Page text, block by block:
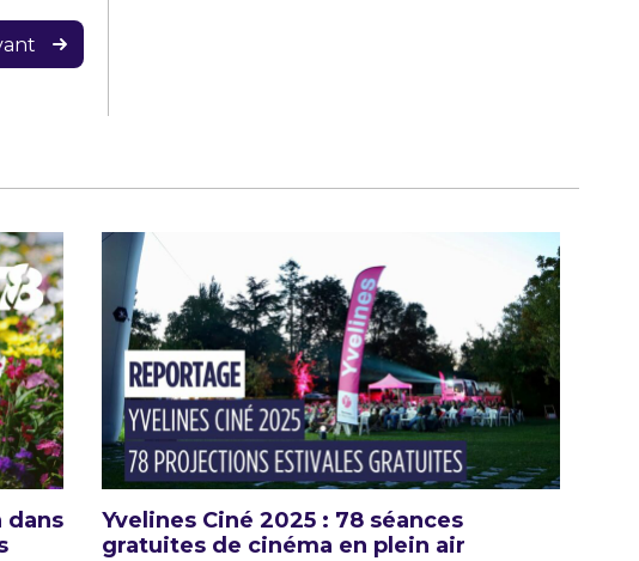
dans
Yvelines Ciné 2025 : 78 séances
gratuites de cinéma en plein air